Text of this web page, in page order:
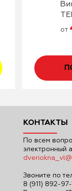
от
КОНТАКТЫ
По всем
электронный
Звоните по
8 (911) 892-